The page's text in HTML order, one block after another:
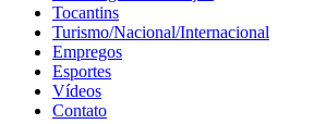
Tocantins
Turismo/Nacional/Internacional
Empregos
Esportes
Vídeos
Contato